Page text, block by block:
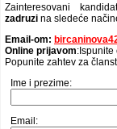
Zainteresovani
zadruzi na sledeće
Email-om:
Online prijavom:Ispunite
Popunite zahtev za
Ime i prezime:
Email: